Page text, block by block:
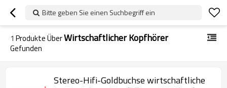
Bitte geben Sie einen Suchbegriff ein
1 Produkte ÜberWirtschaftlicher Kopfhörer
Gefunden
Stereo-Hifi-Goldbuchse wirtschaftliche